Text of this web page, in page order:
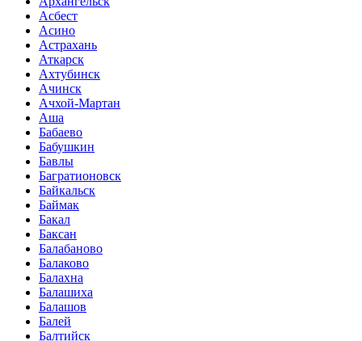
Асбест
Асино
Астрахань
Аткарск
Ахтубинск
Ачинск
Ачхой-Мартан
Аша
Бабаево
Бабушкин
Бавлы
Багратионовск
Байкальск
Баймак
Бакал
Баксан
Балабаново
Балаково
Балахна
Балашиха
Балашов
Балей
Балтийск